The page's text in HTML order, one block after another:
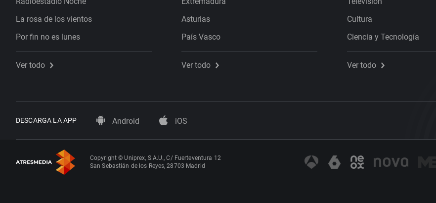
La rosa de los vientos
Por fin no es lunes
Ver todo
Asturias
País Vasco
Ver todo
Cultura
Ciencia y Tecnología
Ver todo
DESCARGA LA APP Android iOS
Copyright © Uniprex, S.A.U., C/ Fuerteventura 12
San Sebastián de los Reyes, 28703 Madrid